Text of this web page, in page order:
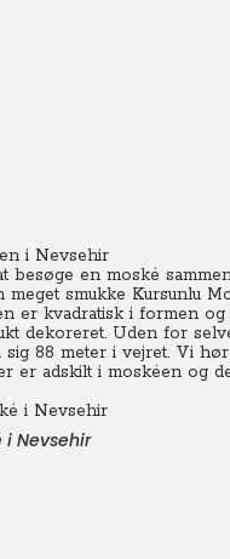
i Nevsehir
besøge en moské
meget smukke Kursunlu
er kvadratisk i formen
dekoreret. Uden for
88 meter i vejret. Vi
er adskilt i moskéen og
i Nevsehir